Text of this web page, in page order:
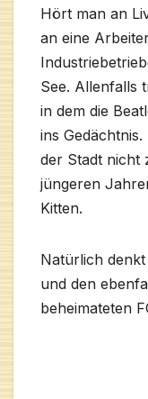
Hört man an
an eine
See. Allenfalls
in dem die
ins
der Stadt nicht
jüngeren
Kitten.
Natürlich
und den
beheimateten